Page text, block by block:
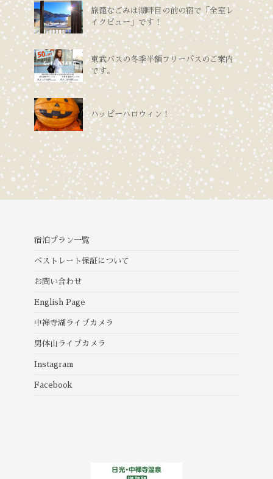
旅籠なごみは湖畔目の前の宿で「全室レ
イクビュー」です！
東武バスの冬季半額フリーパスのご案内
です。
ハッピーハロウィン！
宿泊プラン一覧
ベストレート保証について
お問い合わせ
English Page
中禅寺湖ライブカメラ
男体山ライブカメラ
Instagram
Facebook